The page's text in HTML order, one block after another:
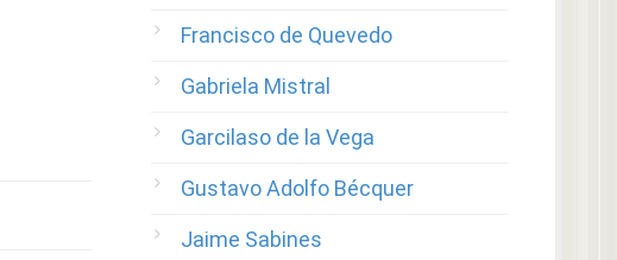
Francisco de Quevedo
Gabriela Mistral
Garcilaso de la Vega
Gustavo Adolfo Bécquer
Jaime Sabines